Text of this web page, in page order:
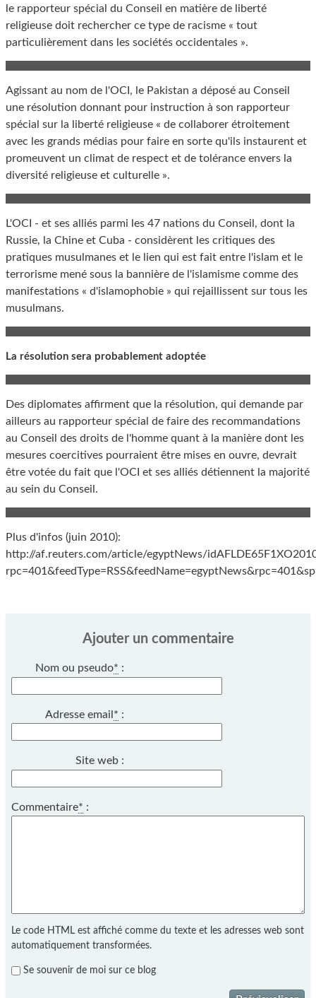
le rapporteur spécial du Conseil en matière de liberté
religieuse doit rechercher ce type de racisme « tout
particulièrement dans les sociétés occidentales ».
Agissant au nom de l'OCI, le Pakistan a déposé au Conseil
une résolution donnant pour instruction à son rapporteur
spécial sur la liberté religieuse « de collaborer étroitement
avec les grands médias pour faire en sorte qu'ils instaurent et
promeuvent un climat de respect et de tolérance envers la
diversité religieuse et culturelle ».
L'OCI - et ses alliés parmi les 47 nations du Conseil, dont la
Russie, la Chine et Cuba - considèrent les critiques des
pratiques musulmanes et le lien qui est fait entre l'islam et le
terrorisme mené sous la bannière de l'islamisme comme des
manifestations « d'islamophobie » qui rejaillissent sur tous les
musulmans.
La résolution sera probablement adoptée
Des diplomates affirment que la résolution, qui demande par
ailleurs au rapporteur spécial de faire des recommandations
au Conseil des droits de l'homme quant à la manière dont les
mesures coercitives pourraient être mises en ouvre, devrait
être votée du fait que l'OCI et ses alliés détiennent la majorité
au sein du Conseil.
Plus d'infos (juin 2010):
http://af.reuters.com/article/egyptNews/
Ajouter un commentaire
Nom ou pseudo* :
Adresse email * :
Site web :
Commentaire* :
Le code HTML est affiché comme du texte et les adresses web sont
automatiquement transformées.
Se souvenir de moi sur ce blog